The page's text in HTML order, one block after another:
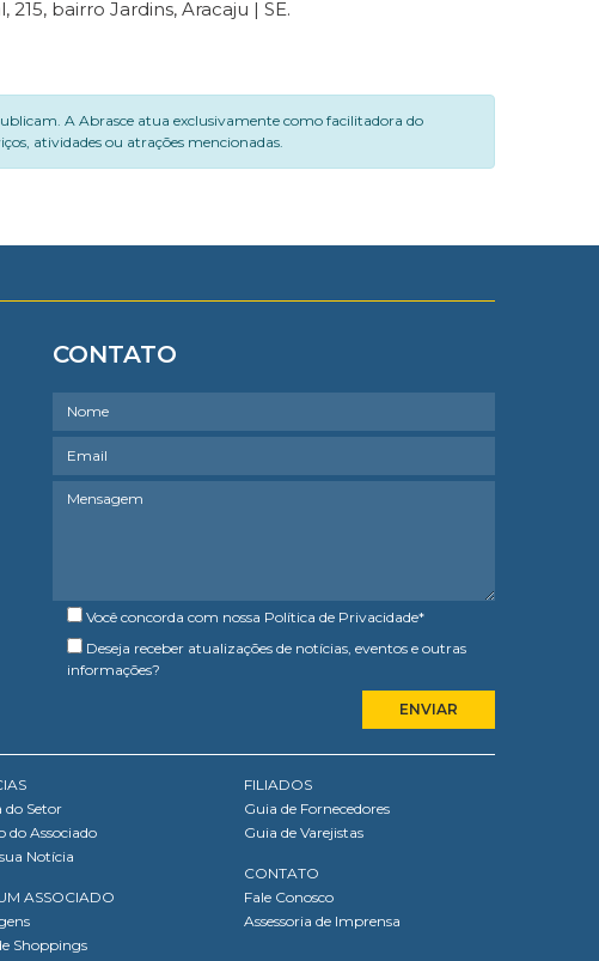
bairro Jardins, Aracaju | SE.
A Abrasce atua exclusivamente como facilitadora do
atividades ou atrações mencionadas.
CONTATO
Você concorda com nossa Política de Privacidade*
Deseja receber atualizações de notícias, eventos e outras
informações?
do Setor
do Associado
Notícia
ASSOCIADO
Shoppings
FILIADOS
Guia de Fornecedores
Guia de Varejistas
CONTATO
Fale Conosco
Assessoria de Imprensa